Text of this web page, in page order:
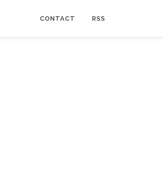
CONTACT RSS